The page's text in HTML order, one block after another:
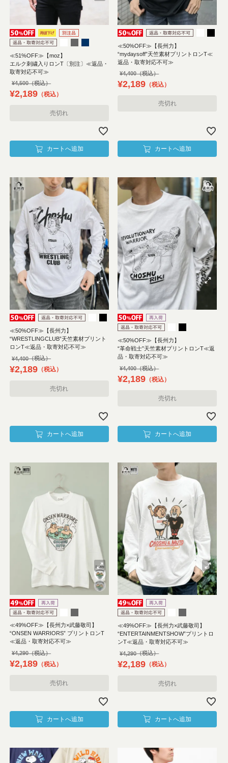
≪51%OFF≫【moz】
エルク刺繍入りロンT〔別注〕≪返品・
取寄対応不可≫
¥4,500
¥2,189 税込
売切れ
カートへ追加
≪50%OFF≫【長州力】
“mydaysoff”天竺素材プリントロンT≪
返品・取寄対応不可≫
¥4,400
¥2,189 税込
売切れ
カートへ追加
≪50%OFF≫【長州力】
“WRESTLINGCLUB”天竺素材プリント
ロンT≪返品・取寄対応不可≫
¥4,400
¥2,189 税込
売切れ
カートへ追加
≪50%OFF≫【長州力】
“革命戦士”天竺素材プリントロンT≪返
品・取寄対応不可≫
¥4,400
¥2,189 税込
売切れ
カートへ追加
≪49%OFF≫【長州力×武藤敬司】
“ONSEN WARRIORS” プリントロンT
≪返品・取寄対応不可≫
¥4,290
¥2,189 税込
売切れ
カートへ追加
≪49%OFF≫【長州力×武藤敬司】
“ENTERTAINMENTSHOW”プリントロ
ンT≪返品・取寄対応不可≫
¥4,290
¥2,189 税込
売切れ
カートへ追加